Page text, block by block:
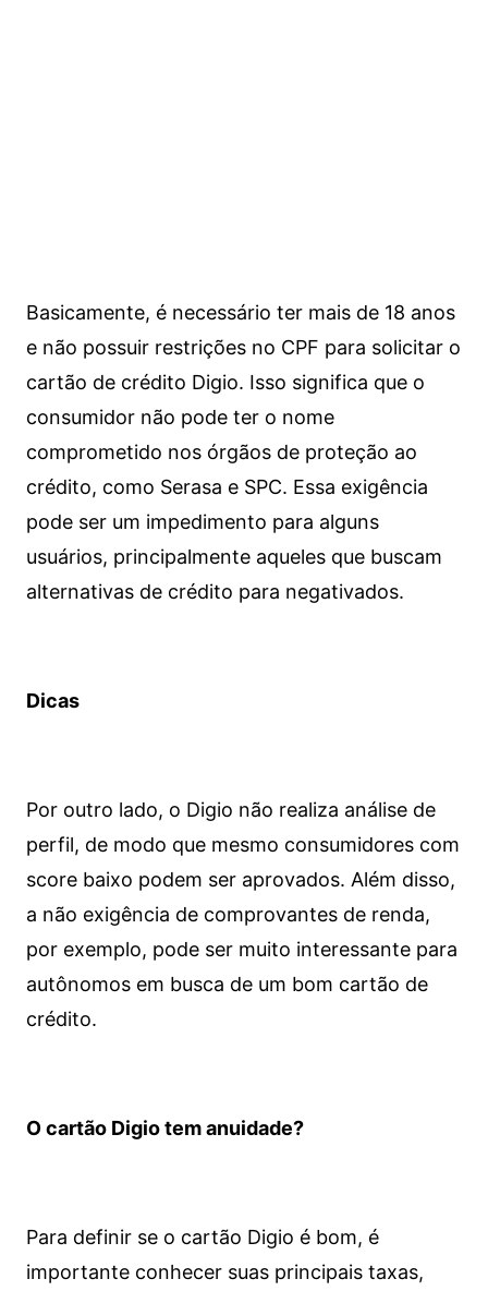
Basicamente, é necessário ter mais de 18 anos
e não possuir restrições no CPF para solicitar o
cartão de crédito Digio. Isso significa que o
consumidor não pode ter o nome
comprometido nos órgãos de proteção ao
crédito, como Serasa e SPC. Essa exigência
pode ser um impedimento para alguns
usuários, principalmente aqueles que buscam
alternativas de crédito para negativados.
Dicas
Por outro lado, o Digio não realiza análise de
perfil, de modo que mesmo consumidores com
score baixo podem ser aprovados. Além disso,
a não exigência de comprovantes de renda,
por exemplo, pode ser muito interessante para
autônomos em busca de um bom cartão de
crédito.
O cartão Digio tem anuidade?
Para definir se o cartão Digio é bom, é
importante conhecer suas principais taxas,